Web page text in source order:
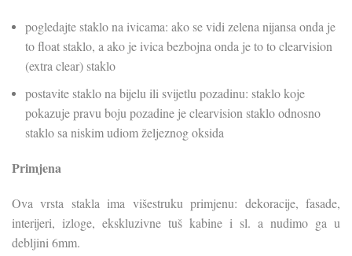
pogledajte staklo na ivicama: ako se vidi zelena nijansa onda je
to float staklo, a ako je ivica bezbojna onda je to to clearvision
(extra clear) staklo
postavite staklo na bijelu ili svijetlu pozadinu: staklo koje
pokazuje pravu boju pozadine je clearvision staklo odnosno
staklo sa niskim udiom željeznog oksida
Primjena
Ova vrsta stakla ima višestruku primjenu: dekoracije, fasade,
interijeri, izloge, ekskluzivne tuš kabine i sl. a nudimo ga u
debljini 6mm.